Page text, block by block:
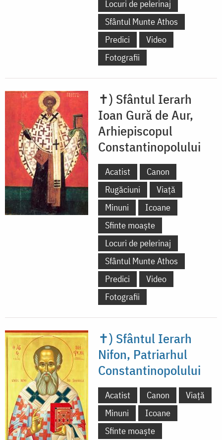
Locuri de pelerinaj
Sfântul Munte Athos
Predici
Video
Fotografii
✝) Sfântul Ierarh
Ioan Gură de Aur,
Arhiepiscopul
Constantinopolului
Acatist
Canon
Rugăciuni
Viață
Minuni
Icoane
Sfinte moaște
Locuri de pelerinaj
Sfântul Munte Athos
Predici
Video
Fotografii
✝) Sfântul Ierarh
Nifon, Patriarhul
Constantinopolului
Acatist Canon
Viață
Minuni
Icoane
Sfinte moaște